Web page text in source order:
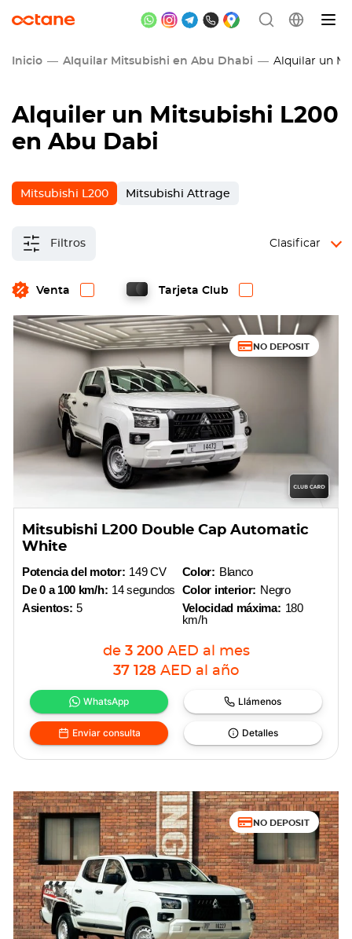
Inicio Alquilar Mitsubishi en Abu Dhabi Alquilar un
Alquiler un Mitsubishi L200
en Abu Dabi
Mitsubishi L200 Mitsubishi Attrage
Filtros
Venta Tarjeta Club
Clasificar
NO DEPOSIT
Mitsubishi L200 Double Cap Automatic
White
Potencia del motor: 149 CV
De 0 a 100 km/h: 14 segundos
Asientos: 5
Color: Blanco
Color interior: Negro
Velocidad máxima: 180
km/h
de 3 200 AED al mes
37 128 AED al año
WhatsApp Llámenos
Enviar consulta Detalles
NO DEPOSIT